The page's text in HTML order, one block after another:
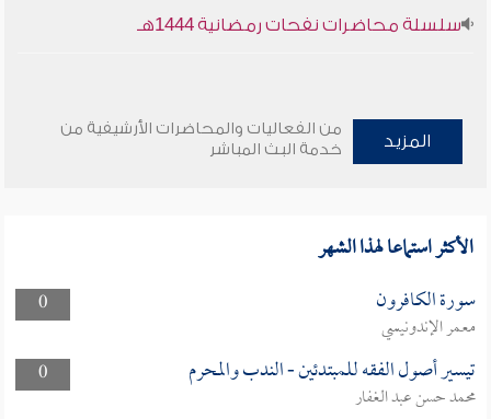
سلسلة محاضرات نفحات رمضانية 1444هـ
المزيد
من الفعاليات والمحاضرات الأرشيفية من
خدمة البث المباشر
الأكثر استماعا لهذا الشهر
0 سورة الكافرون
معمر الإندونيسي
0
تيسير أصول الفقه للمبتدئين - الندب والمحرم
محمد حسن عبد الغفار